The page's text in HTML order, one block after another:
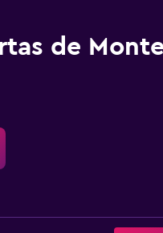
de Monte